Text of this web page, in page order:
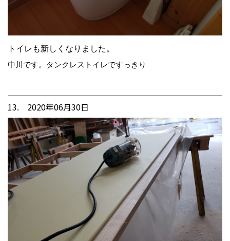
トイレも新しくなりました。
中川です。タンクレストイレですっきり
13. 2020年06月30日